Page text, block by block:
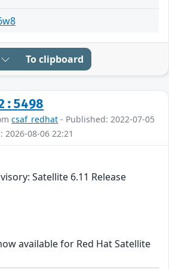
To clipboard
csaf_redhat - Published: 2022-07-05
2026-08-06 22:21
Satellite 6.11 Release
available for Red Hat Satellite